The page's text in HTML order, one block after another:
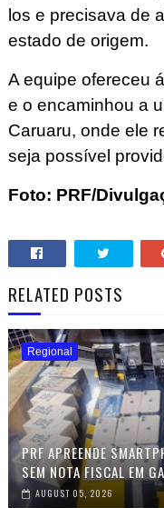
los e precisava de
estado de origem.
A equipe ofereceu
e o encaminhou a
Caruaru, onde ele
seja possível
Foto: PRF/
RELATED POSTS
Regional
PRF APREENDE
SEM NOTA FISCAL EM
AUGUST 05, 2026